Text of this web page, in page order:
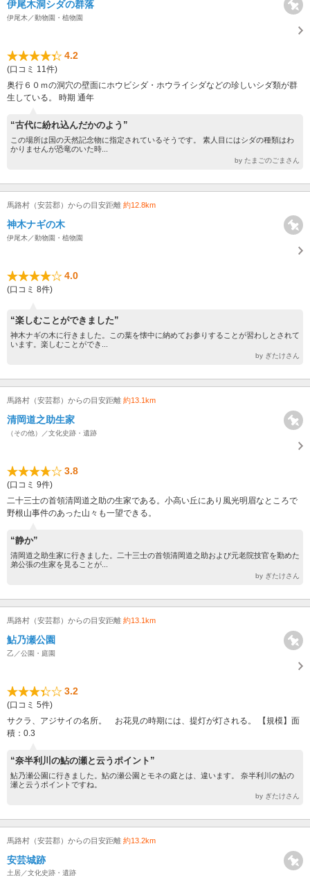
伊尾木洞シダの群落
伊尾木／動物園・植物園
4.2
(口コミ 11件)
奥行６０ｍの洞穴の壁面にホウビシダ・ホウライシダなどの珍しいシダ類が群
生している。 時期 通年
“古代に紛れ込んだかのよう”
この場所は国の天然記念物に指定されているそうです。 素人目にはシダの種類はわ
かりませんが恐竜のいた時...
by たまごのごまさん
馬路村（安芸郡）からの目安距離 約12.8km
神木ナギの木
伊尾木／動物園・植物園
4.0
(口コミ 8件)
“楽しむことができました”
神木ナギの木に行きました。この葉を懐中に納めてお参りすることが習わしとされて
います。楽しむことができ...
by ぎたけさん
馬路村（安芸郡）からの目安距離 約13.1km
清岡道之助生家
（その他）／文化史跡・遺跡
3.8
(口コミ 9件)
二十三士の首領清岡道之助の生家である。小高い丘にあり風光明眉なところで
野根山事件のあった山々も一望できる。
“静か”
清岡道之助生家に行きました。二十三士の首領清岡道之助および元老院技官を勤めた
弟公張の生家を見ることが...
by ぎたけさん
馬路村（安芸郡）からの目安距離 約13.1km
鮎乃瀬公園
乙／公園・庭園
3.2
(口コミ 5件)
サクラ、アジサイの名所。 お花見の時期には、提灯が灯される。 【規模】面
積：0.3
“奈半利川の鮎の瀬と云うポイント”
鮎乃瀬公園に行きました。鮎の瀬公園とモネの庭とは、違います。 奈半利川の鮎の
瀬と云うポイントですね。
by ぎたけさん
馬路村（安芸郡）からの目安距離 約13.2km
安芸城跡
土居／文化史跡・遺跡